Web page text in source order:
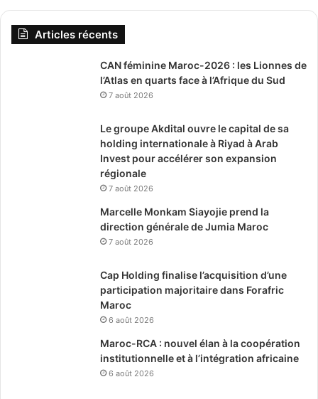
Articles récents
CAN féminine Maroc-2026 : les Lionnes de
l’Atlas en quarts face à l’Afrique du Sud
7 août 2026
Le groupe Akdital ouvre le capital de sa
holding internationale à Riyad à Arab
Invest pour accélérer son expansion
régionale
7 août 2026
Marcelle Monkam Siayojie prend la
direction générale de Jumia Maroc
7 août 2026
Cap Holding finalise l’acquisition d’une
participation majoritaire dans Forafric
Maroc
6 août 2026
Maroc-RCA : nouvel élan à la coopération
institutionnelle et à l’intégration africaine
6 août 2026